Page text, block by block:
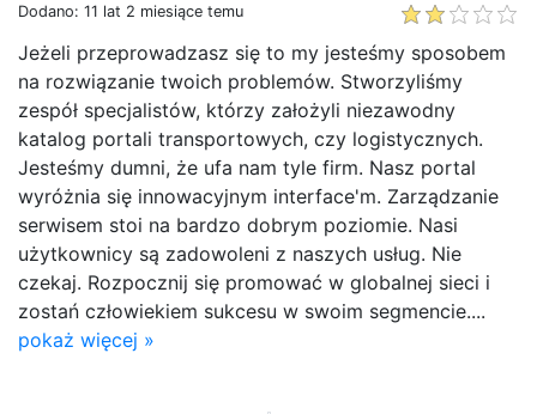
Dodano: 11 lat 2 miesiące temu
Jeżeli przeprowadzasz się to my jesteśmy sposobem
na rozwiązanie twoich problemów. Stworzyliśmy
zespół specjalistów, którzy założyli niezawodny
katalog portali transportowych, czy logistycznych.
Jesteśmy dumni, że ufa nam tyle firm. Nasz portal
wyróżnia się innowacyjnym interface'm. Zarządzanie
serwisem stoi na bardzo dobrym poziomie. Nasi
użytkownicy są zadowoleni z naszych usług. Nie
czekaj. Rozpocznij się promować w globalnej sieci i
zostań człowiekiem sukcesu w swoim segmencie....
pokaż więcej »